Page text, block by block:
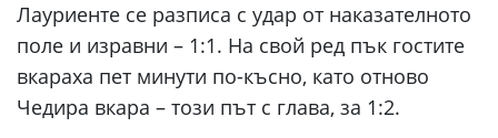
Лауриенте се разписа с удар от наказателното
поле и изравни – 1:1. На свой ред пък гостите
вкараха пет минути по-късно, като отново
Чедира вкара – този път с глава, за 1:2.